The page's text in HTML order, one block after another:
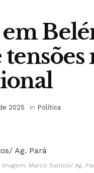
2025 in Política
Imagem: Marco Santos/ Ag.